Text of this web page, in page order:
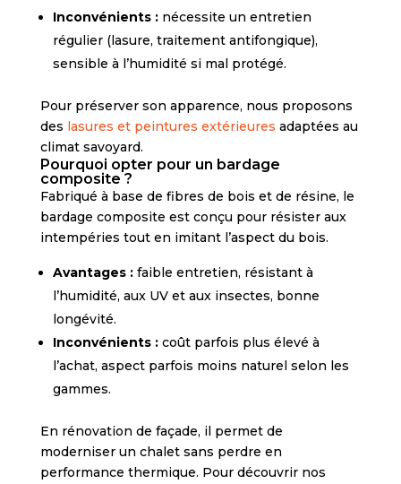
Inconvénients :nécessite un entretien
régulier (lasure, traitement antifongique),
sensible à l’humidité si mal protégé.
Pour préserver son apparence, nous proposons
des lasures et peintures extérieures adaptées au
climat savoyard.
Pourquoi opter pour un bardage
composite ?
Fabriqué à base de fibres de bois et de résine, le
bardage composite est conçu pour résister aux
intempéries tout en imitant l’aspect du bois.
Avantages :faible entretien, résistant à
l’humidité, aux UV et aux insectes, bonne
longévité.
Inconvénients :coût parfois plus élevé à
l’achat, aspect parfois moins naturel selon les
gammes.
En rénovation de façade, il permet de
moderniser un chalet sans perdre en
performance thermique. Pour découvrir nos